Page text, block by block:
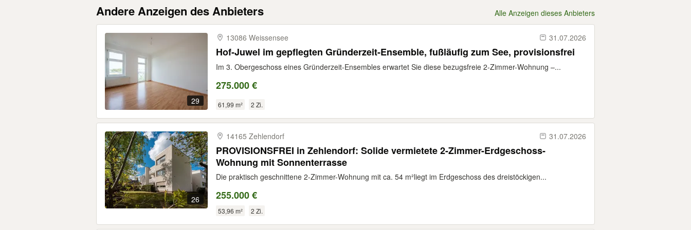
Andere Anzeigen des Anbieters Alle Anzeigen dieses Anbieters
29
13086 Weissensee 31.07.2026
Hof-Juwel im gepflegten Gründerzeit-Ensemble, fußläufig zum See, provisionsfrei
Im 3. Obergeschoss eines Gründerzeit-Ensembles erwartet Sie diese bezugsfreie 2-Zimmer-Wohnung –...
275.000 €
61,99 m² 2 Zi.
26
14165 Zehlendorf 31.07.2026
PROVISIONSFREI in Zehlendorf: Solide vermietete 2-Zimmer-Erdgeschoss-
Wohnung mit Sonnenterrasse
Die praktisch geschnittene 2-Zimmer-Wohnung mit ca. 54 m²liegt im Erdgeschoss des dreistöckigen...
255.000 €
53,96 m² 2 Zi.